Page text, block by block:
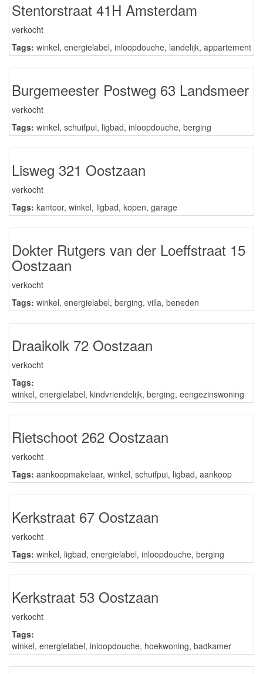
Stentorstraat 41H Amsterdam
verkocht
Tags: winkel, energielabel, inloopdouche, landelijk, appartement
Burgemeester Postweg 63 Landsmeer
verkocht
Tags: winkel, schuifpui, ligbad, inloopdouche, berging
Lisweg 321 Oostzaan
verkocht
Tags: kantoor, winkel, ligbad, kopen, garage
Dokter Rutgers van der Loeffstraat 15
Oostzaan
verkocht
Tags: winkel, energielabel, berging, villa, beneden
Draaikolk 72 Oostzaan
verkocht
Tags:
winkel, energielabel, kindvriendelijk, berging, eengezinswoning
Rietschoot 262 Oostzaan
verkocht
Tags: aankoopmakelaar, winkel, schuifpui, ligbad, aankoop
Kerkstraat 67 Oostzaan
verkocht
Tags: winkel, ligbad, energielabel, inloopdouche, berging
Kerkstraat 53 Oostzaan
verkocht
Tags:
winkel, energielabel, inloopdouche, hoekwoning, badkamer